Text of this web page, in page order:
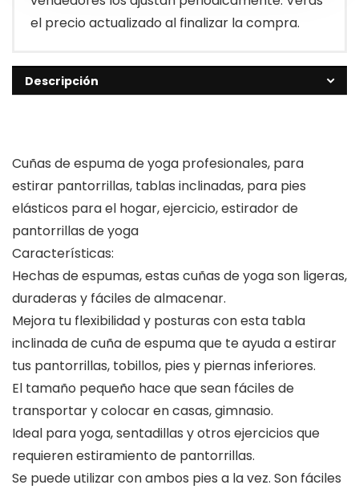
el precio actualizado al finalizar la compra.
Descripción
Cuñas de espuma de yoga profesionales, para
estirar pantorrillas, tablas inclinadas, para pies
elásticos para el hogar, ejercicio, estirador de
pantorrillas de yoga
Características:
Hechas de espumas, estas cuñas de yoga son ligeras,
duraderas y fáciles de almacenar.
Mejora tu flexibilidad y posturas con esta tabla
inclinada de cuña de espuma que te ayuda a estirar
tus pantorrillas, tobillos, pies y piernas inferiores.
El tamaño pequeño hace que sean fáciles de
transportar y colocar en casas, gimnasio.
Ideal para yoga, sentadillas y otros ejercicios que
requieren estiramiento de pantorrillas.
Se puede utilizar con ambos pies a la vez. Son fáciles